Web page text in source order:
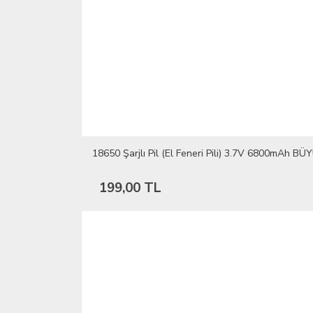
18650 Şarjlı Pil (El Feneri Pili) 3.7V 6800mAh
199,00 TL